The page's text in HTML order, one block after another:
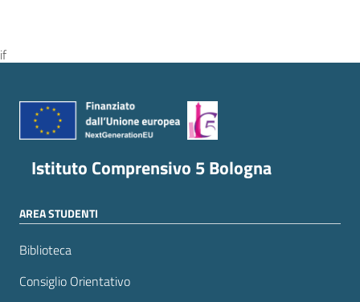
if
Istituto Comprensivo 5 Bologna
AREA STUDENTI
Biblioteca
Consiglio Orientativo